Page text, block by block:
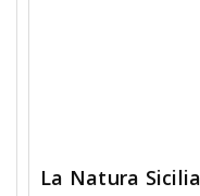
La Natura